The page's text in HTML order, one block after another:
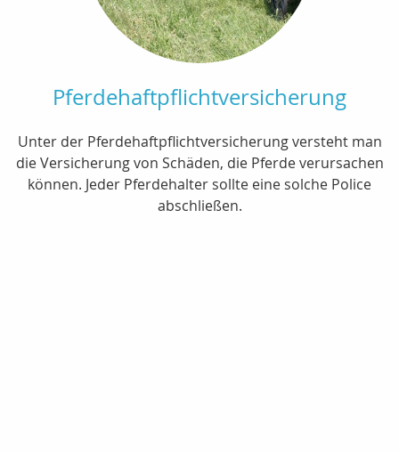
Pferdehaftpflichtversicherung
Unter der Pferdehaftpflichtversicherung versteht man
die Versicherung von Schäden, die Pferde verursachen
können. Jeder Pferdehalter sollte eine solche Police
abschließen.